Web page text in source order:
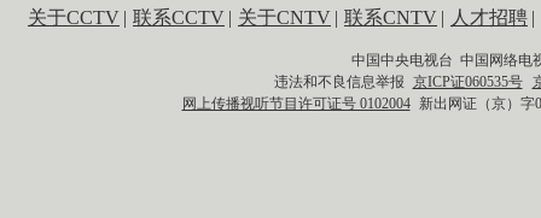
关于CCTV | 联系CCTV | 关于CNTV | 联系CNTV | 人才招聘 |
中国中央电视台 中国网络电
违法和不良信息举报 京ICP证060535号
网上传播视听节目许可证号 0102004 新出网证（京）